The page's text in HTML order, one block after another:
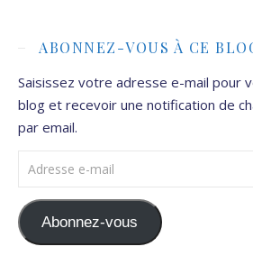
ABONNEZ-VOUS À CE
Saisissez votre adresse e-mail pour
blog et recevoir une notification de
par email.
Adresse e-mail
Abonnez-vous